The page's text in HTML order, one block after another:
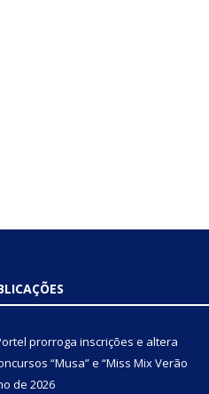
prorroga inscrições e altera
“Musa” e “Miss Mix Verão
de 2026